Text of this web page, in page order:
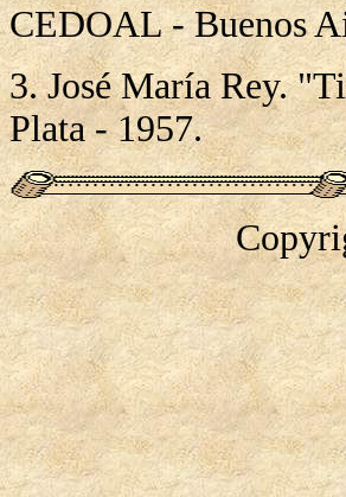
CEDOAL - Buenos
3. José María Rey.
Plata - 1957.